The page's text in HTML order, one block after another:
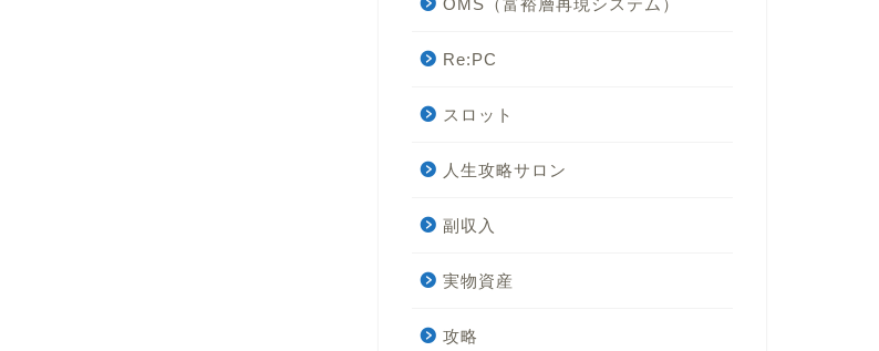
OMS（富裕層再現システム）
Re:PC
スロット
人生攻略サロン
副収入
実物資産
攻略